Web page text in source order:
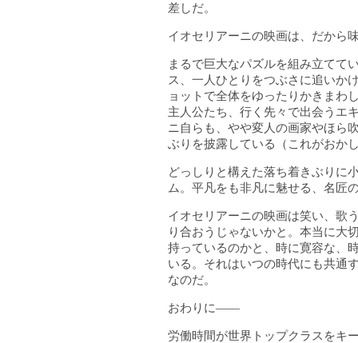
差しだ。
イオセリアーニの映画は、だから
まるで巨大なパズルを組み立てて
ス、一人ひとりをつぶさに追いか
ョットで全体をゆったりかきまわ
主人公たち、行く先々で出会うエ
ニ自らも、やや変人の画家やほら
ぶりを披露している（これがおか
どっしりと構えた落ち着きぶりに
ム。平凡をも非凡に魅せる、名匠
イオセリアーニの映画は笑い、歌
り合おうじゃないかと。本当に大
持っているのかと、時に寛容な、
いる。それはいつの時代にも共通
なのだ。
おわりに――
労働時間が世界トップクラスをキ